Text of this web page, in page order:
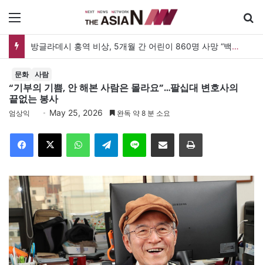
메뉴
방글라데시 홍역 비상, 5개월 간 어린이 860명 사망 “백신 조달 시스템 변경이 화근”
문화 사람
“기부의 기쁨, 안 해본 사람은 몰라요”…팔십대 변호사의
끝없는 봉사
엄상익 May 25, 2026 완독 약 8 분 소요
Facebook
X WhatsAppTelegramLine 이메일 인쇄